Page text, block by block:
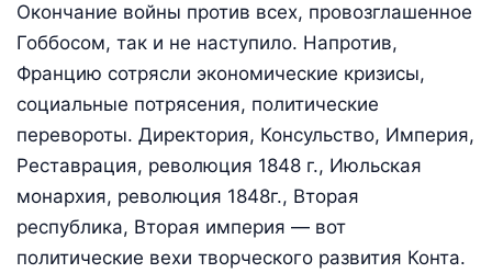
Окончание войны против всех, провозглашенное
Гоббосом, так и не наступило. Напротив,
Францию сотрясли экономические кризисы,
социальные потрясения, политические
перевороты. Директория, Консульство, Империя,
Реставрация, революция 1848 г., Июльская
монархия, революция 1848г., Вторая
республика, Вторая империя — вот
политические вехи творческого развития Конта.